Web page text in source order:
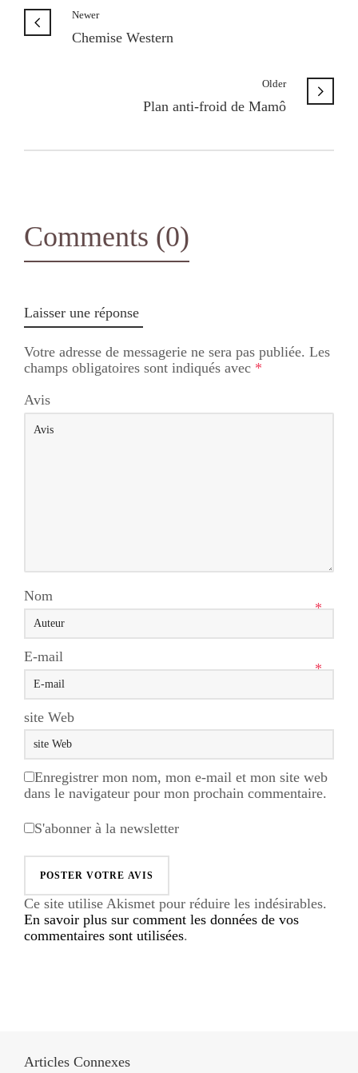
Newer
Chemise Western
Older
Plan anti-froid de Mamô
Comments (0)
Laisser une réponse
Votre adresse de messagerie ne sera pas publiée. Les
champs obligatoires sont indiqués avec *
Avis
Nom
*
E-mail
*
site Web
Enregistrer mon nom, mon e-mail et mon site web
dans le navigateur pour mon prochain commentaire.
S'abonner à la newsletter
Ce site utilise Akismet pour réduire les indésirables.
En savoir plus sur comment les données de vos
commentaires sont utilisées.
Articles Connexes